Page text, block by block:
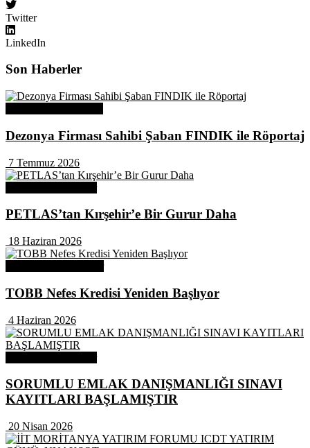
Twitter
LinkedIn
Son Haberler
Dezonya Firması Sahibi Şaban FINDIK ile Röportaj
7 Temmuz 2026
PETLAS’tan Kırşehir’e Bir Gurur Daha
18 Haziran 2026
TOBB Nefes Kredisi Yeniden Başlıyor
4 Haziran 2026
SORUMLU EMLAK DANIŞMANLIĞI SINAVI
KAYITLARI BAŞLAMIŞTIR
20 Nisan 2026